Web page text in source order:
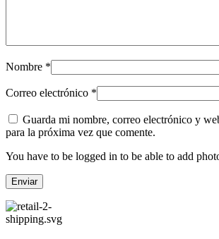
Nombre *
Correo electrónico *
Guarda mi nombre, correo electrónico y
para la próxima vez que comente.
You have to be logged in to be able to add